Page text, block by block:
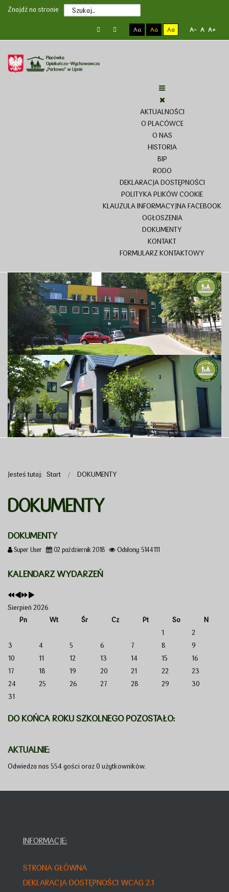
Znajdź na stronie
Aa Aa Aa A- A A+
AKTUALNOŚCI
O PLACÓWCE
O NAS
HISTORIA
BIP
RODO
DEKLARACJA DOSTĘPNOŚCI
POLITYKA PLIKÓW COOKIE
KLAUZULA INFORMACYJNA FACEBOOK
OGŁOSZENIA
DOKUMENTY
KONTAKT
FORMULARZ KONTAKTOWY
Jesteś tutaj: Start DOKUMENTY
DOKUMENTY
DOKUMENTY
Super User 02 październik 2018 Odsłony: 5144111
KALENDARZ WYDARZEŃ
rokmiesiąc
rokmiesiąc
Sierpień 2026
Pn
Wt Śr Cz Pt So
N
1
2
3
4 5 6 7 8
9
10
11 12 13 14 15
16
17
18 19 20 21 22
23
24
25 26 27 28 29
30
31
DO KOŃCA ROKU SZKOLNEGO POZOSTAŁO:
AKTUALNIE:
Odwiedza nas 554 gości oraz 0 użytkowników.
INFORMACJE:
STRONA GŁÓWNA
DEKLARACJA DOSTĘPNOŚCI WCAG 2.1